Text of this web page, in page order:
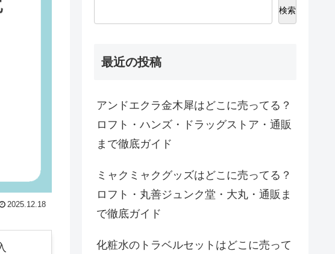
2025.12.18
検索
最近の投稿
アンドエクラ金木犀はどこに売ってる？
ロフト・ハンズ・ドラッグストア・通販
まで徹底ガイド
ミャクミャクグッズはどこに売ってる？
ロフト・丸善ジュンク堂・大丸・通販ま
で徹底ガイド
化粧水のトラベルセットはどこに売って